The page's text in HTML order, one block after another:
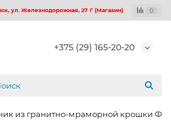
ул. Железнодорожная, 27 Г (Магазин) 0
+375 (29) 165-20-20
из гранитно-мраморной крошки Ф-